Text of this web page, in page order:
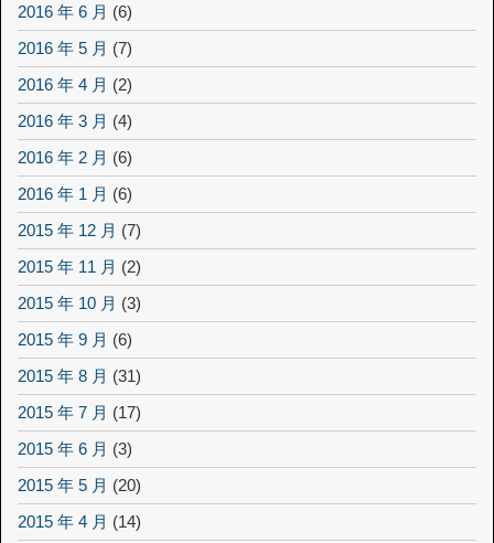
2016 年 6 月 (6)
2016 年 5 月 (7)
2016 年 4 月 (2)
2016 年 3 月 (4)
2016 年 2 月 (6)
2016 年 1 月 (6)
2015 年 12 月 (7)
2015 年 11 月 (2)
2015 年 10 月 (3)
2015 年 9 月 (6)
2015 年 8 月 (31)
2015 年 7 月 (17)
2015 年 6 月 (3)
2015 年 5 月 (20)
2015 年 4 月 (14)